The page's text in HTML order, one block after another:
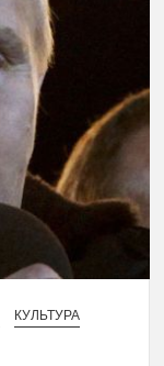
КУЛЬТУРА